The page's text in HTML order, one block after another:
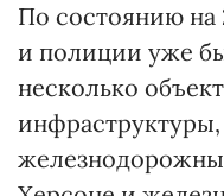
По состоянию на
и полиции уже
несколько
инфраструктуры,